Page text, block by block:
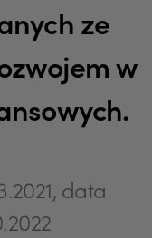
ze
w
data